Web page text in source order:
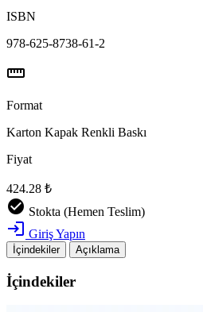
ISBN
978-625-8738-61-2
straighten
Format
Karton Kapak Renkli Baskı
Fiyat
424.28 ₺
check_circle Stokta (Hemen Teslim)
login Giriş Yapın
İçindekiler Açıklama
İçindekiler